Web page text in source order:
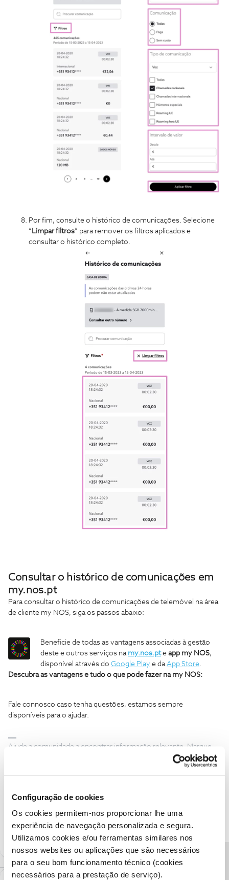
Configuração de cookies
Os cookies permitem-nos proporcionar lhe uma
experiência de navegação personalizada e segura.
Utilizamos cookies e/ou ferramentas similares nos
nossos websites ou aplicações que são necessários
para o seu bom funcionamento técnico (cookies
necessários para a prestação de serviço).
Por fim, consulte o histórico de comunicações. Selecione
“ Limpar filtros” para remover os filtros aplicados e
consultar o histórico completo.
Consultar o histórico de comunicações em
my.nos.pt
Para consultar o histórico de comunicações de telemóvel na área
de cliente my NOS, siga os passos abaixo:
Beneficie de todas as vantagens associadas à gestão
deste e outros serviços na my.nos.pte app my NOS,
disponível através do Google Play e daApp Store.
Descubra as vantagens e tudo o que pode fazer na my NOS:
Fale connosco caso tenha questões, estamos sempre
disponíveis para o ajudar.
Ajude a comunidade a encontrar informação relevante. Marque
como "Melhor Resposta" e faça "Like" nos melhores comentários.
app nos
M 7 pessoas gostaram